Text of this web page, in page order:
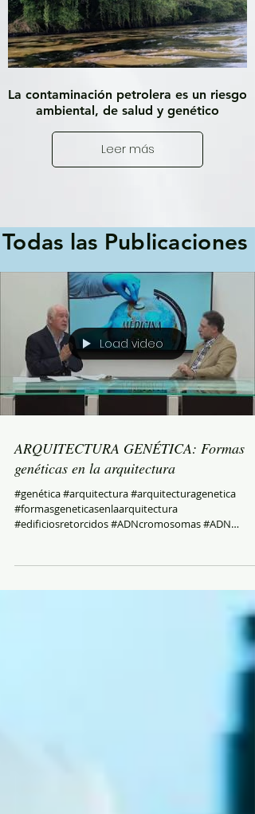
La contaminación petrolera es un riesgo
ambiental, de salud y genético
Leer más
Todas las Publicaciones
Load video
ARQUITECTURA GENÉTICA: Formas
genéticas en la arquitectura
#genética #arquitectura #arquitecturagenetica
#formasgeneticasenlaarquitectura
#edificiosretorcidos #ADNcromosomas #ADN